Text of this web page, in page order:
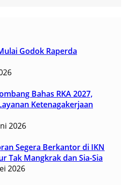
Godok Raperda
Bahas RKA 2027,
Ketenagakerjaan
2026
Segera Berkantor di IKN
Tak Mangkrak dan Sia-Sia
2026